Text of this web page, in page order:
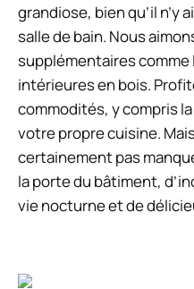
grandiose, bien qu’il n’y
salle de bain. Nous
supplémentaires
intérieures en bois.
commodités, y compris
votre propre cuisine.
certainement pas
la porte du bâtiment,
vie nocturne et de